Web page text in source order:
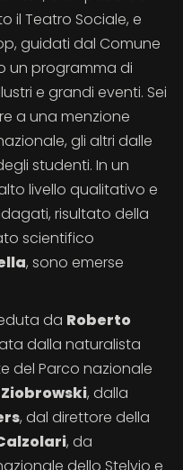
il Teatro Sociale, e
guidati dal Comune
un programma di
e grandi eventi. Sei
a una menzione
gli altri dalle
studenti. In un
livello qualitativo e
risultato della
scientifico
, sono emerse
da Roberto
dalla naturalista
del Parco nazionale
Ziobrowski, dalla
, dal direttore della
, da